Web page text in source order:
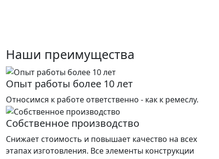
Наши преимущества
Опыт работы более 10 лет
Относимся к работе ответственно - как к ремеслу.
Собственное производство
Снижает стоимость и повышает качество на всех
этапах изготовления. Все элементы конструкции